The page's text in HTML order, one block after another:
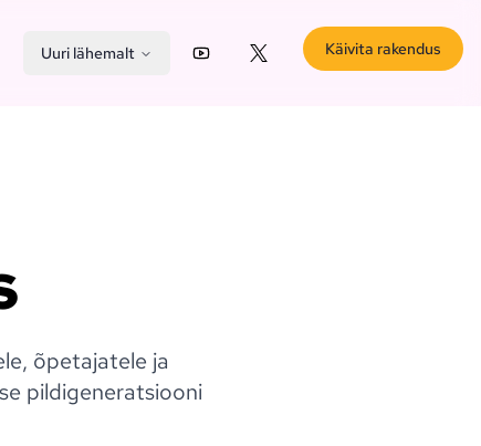
Uuri lähemalt YouTubeX (Twitter)
Käivita rakendus
õpetajatele ja
pildigeneratsiooni